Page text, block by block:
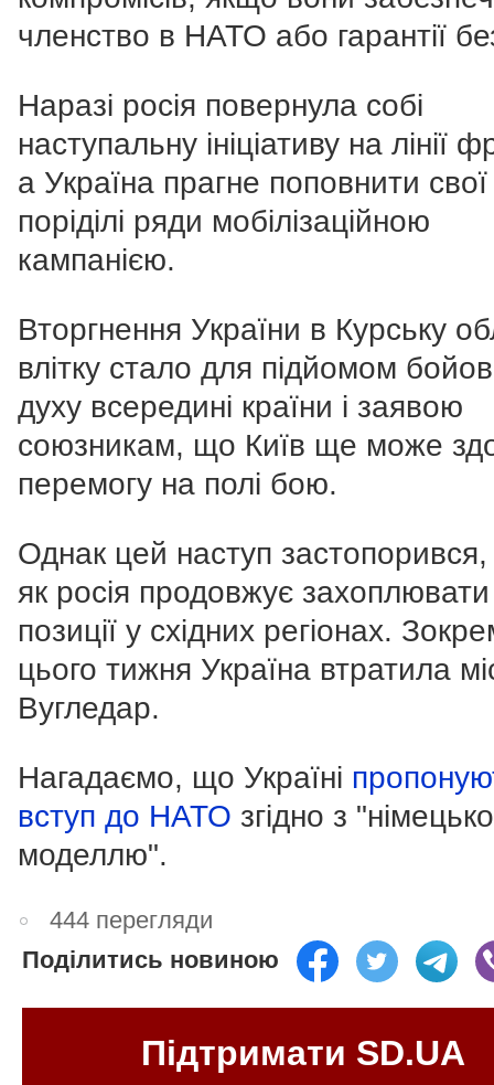
членство в НАТО або гарантії
Наразі росія повернула собі
наступальну ініціативу на лінії
а Україна прагне поповнити свої
поріділі ряди мобілізаційною
кампанією.
Вторгнення України в Курську
влітку стало для підйомом
духу всередині країни і заявою
союзникам, що Київ ще може
перемогу на полі бою.
Однак цей наступ застопорився,
як росія продовжує захоплювати
позиції у східних регіонах.
цього тижня Україна втратила
Вугледар.
Нагадаємо, що Україні
вступ до НАТО згідно з
моделлю".
444 перегляди
Поділитись новиною
Підтримати SD.UA